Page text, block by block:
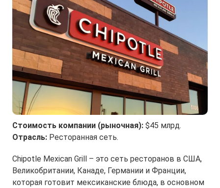
Стоимость компании (рыночная): $45 млрд.
Отрасль: Ресторанная сеть.
Chipotle Mexican Grill – это сеть ресторанов в США,
Великобритании, Канаде, Германии и Франции,
которая готовит мексиканские блюда, в основном